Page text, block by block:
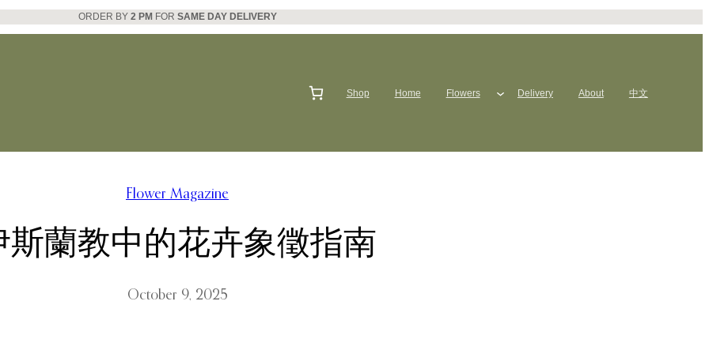
ORDER BY 2 PM FOR SAME DAY DELIVERY
Shop Home Flowers Delivery About 中文
Flower Magazine
斯蘭教中的花卉象徵指南
October 9, 2025